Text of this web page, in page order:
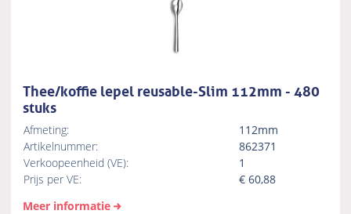
Thee/koffie lepel reusable-Slim 112mm - 480
stuks
Afmeting:
112mm
Artikelnummer:
862371
Verkoopeenheid (VE):
1
Prijs per VE:
€60,88
Meer informatie